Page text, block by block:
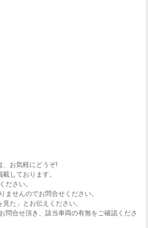
、お気軽にどうぞ!
しております。
ださい。
せんのでお問合せください。
た」とお伝えください。
問合せ頂き、該当車両の有無をご確認くださ